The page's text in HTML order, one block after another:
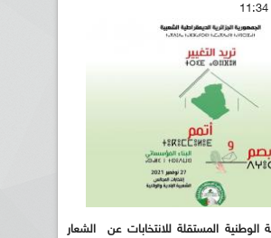
المستقلة للانتخابات عن الشعار